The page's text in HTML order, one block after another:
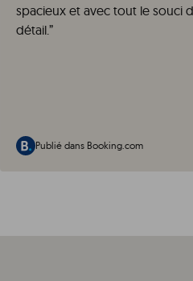
spacieux et avec tout le souci
détail.”
Publié dans Booking.com